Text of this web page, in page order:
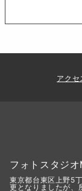
アクセ
フォトスタジ
東京都台東区上野5
更となりましたが、